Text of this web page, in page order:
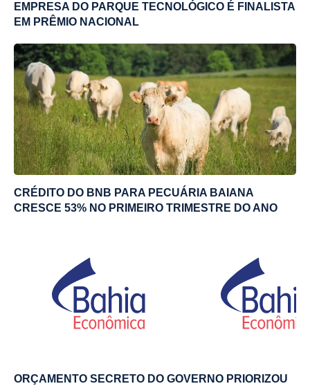
EMPRESA DO PARQUE TECNOLÓGICO É FINALISTA
EM PRÊMIO NACIONAL
CRÉDITO DO BNB PARA PECUÁRIA BAIANA
CRESCE 53% NO PRIMEIRO TRIMESTRE DO ANO
ORÇAMENTO SECRETO DO GOVERNO PRIORIZOU